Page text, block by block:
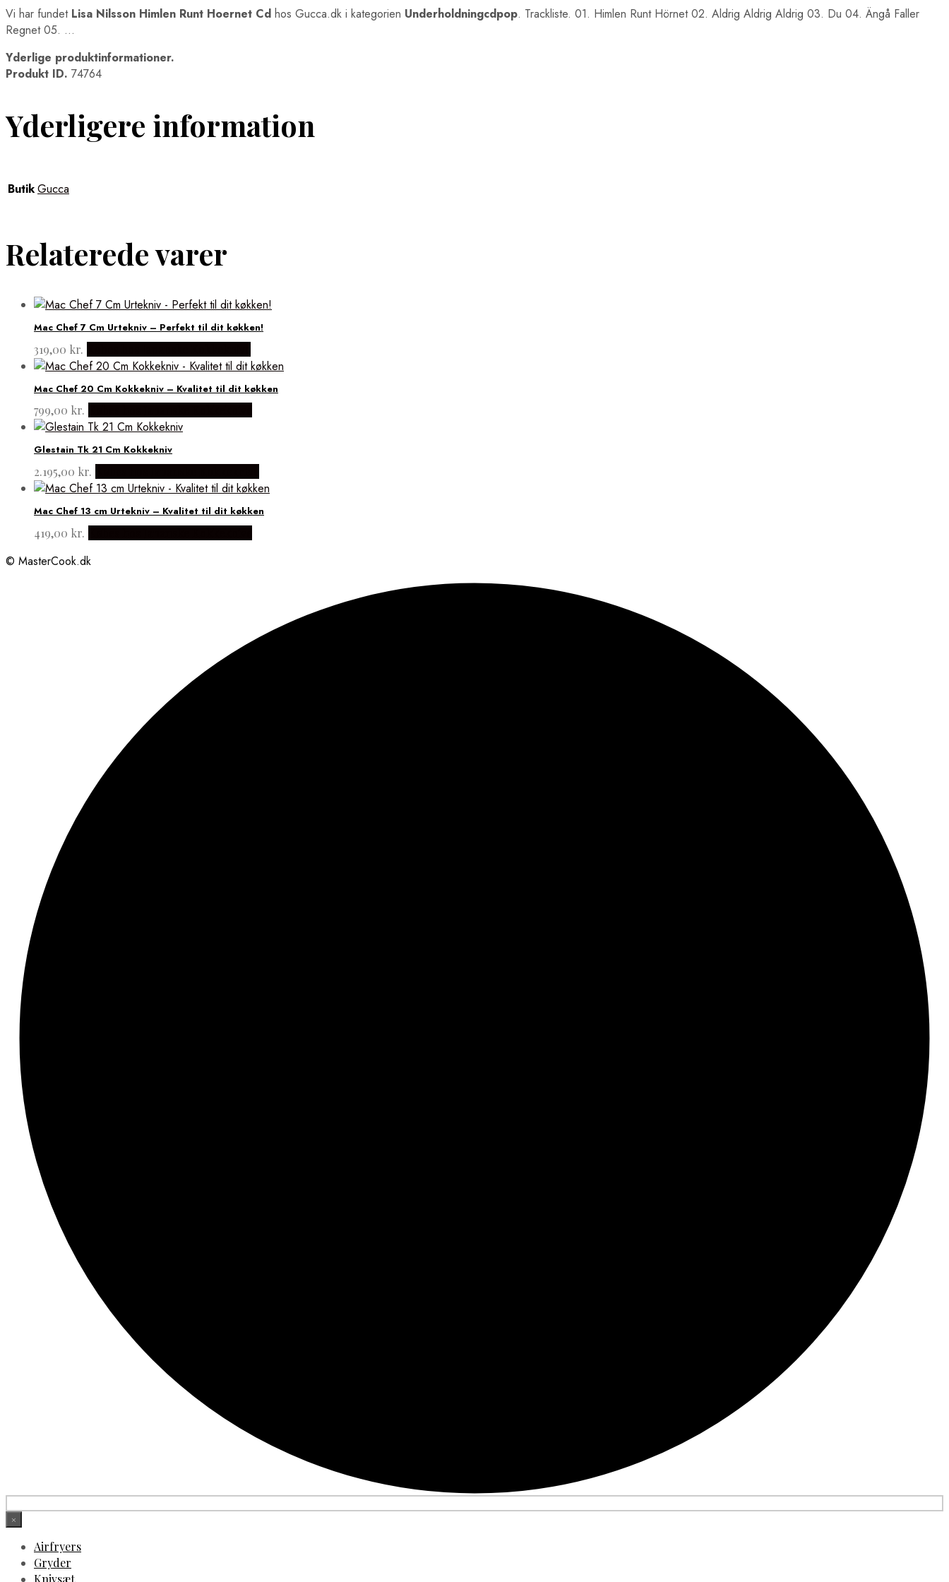
Vi har fundet Lisa Nilsson Himlen Runt Hoernet Cd hos Gucca.dk i kategorien Underholdningcdpop. Trackliste. 01. Himlen Runt Hörnet 02. Aldrig Aldrig Aldrig 03. Du 04. Ängå Faller
Regnet 05. …
Yderlige produktinformationer.
Produkt ID. 74764
Yderligere information
ButikGucca
Relaterede varer
Mac Chef 7 Cm Urtekniv – Perfekt til dit køkken!
319,00 kr.
Mac Chef 20 Cm Kokkekniv – Kvalitet til dit køkken
799,00 kr.
Glestain Tk 21 Cm Kokkekniv
2.195,00 kr.
Mac Chef 13 cm Urtekniv – Kvalitet til dit køkken
419,00 kr.
© MasterCook.dk
×
Airfryers
Gryder
Knivsæt